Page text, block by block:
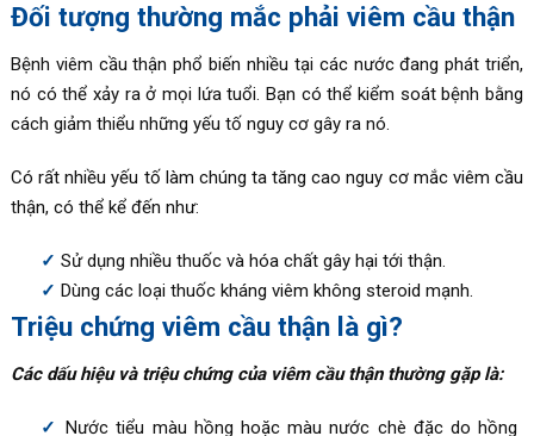
Đối tượng thường mắc phải viêm cầu thận
Bệnh viêm cầu thận phổ biến nhiều tại các nước đang phát triển,
nó có thể xảy ra ở mọi lứa tuổi. Bạn có thể kiểm soát bệnh bằng
cách giảm thiểu những yếu tố nguy cơ gây ra nó.
Có rất nhiều yếu tố làm chúng ta tăng cao nguy cơ mắc viêm cầu
thận, có thể kể đến như:
Sử dụng nhiều thuốc và hóa chất gây hại tới thận.
Dùng các loại thuốc kháng viêm không steroid mạnh.
Triệu chứng viêm cầu thận là gì?
Các dấu hiệu và triệu chứng của viêm cầu thận thường gặp là:
Nước tiểu màu hồng hoặc màu nước chè đặc do hồng